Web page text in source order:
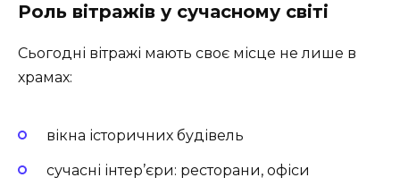
Роль вітражів у сучасному світі
Сьогодні вітражі мають своє місце не лише в
храмах:
вікна історичних будівель
сучасні інтер’єри: ресторани, офіси